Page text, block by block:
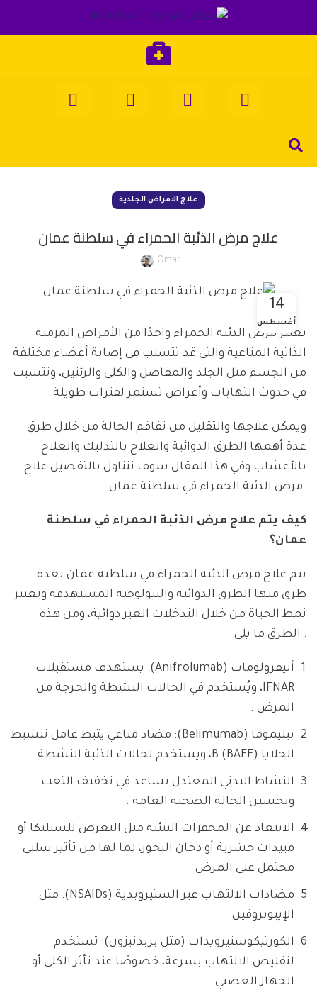
علاج الامراض الجلدية
علاج مرض الذئبة الحمراء في سلطنة عمان
Omar
14
أغسطس
يعتبر مرض الذئبة الحمراء واحدًا من الأمراض المزمنة
الذاتية المناعية والتي قد تتسبب في إصابة أعضاء مختلفة
من الجسم مثل الجلد والمفاصل والكلى والرئتين، وتتسبب
في حدوث التهابات وأعراض تستمر لفترات طويلة
ويمكن علاجها والتقليل من تفاقم الحالة من خلال طرق
عدة أهمها الطرق الدوائية والعلاج بالتدليك والعلاج
بالأعشاب وفي هذا المقال سوف نتناول بالتفصيل علاج
مرض الذئبة الحمراء في سلطنة عمان.
كيف يتم علاج مرض الذئبة الحمراء في سلطنة
عمان؟
يتم علاج مرض الذئبة الحمراء في سلطنة عمان بعدة
طرق منها الطرق الدوائية والبيولوجية المستهدفة وتغيير
نمط الحياة من خلال التدخلات الغير دوائية، ومن هذه
الطرق ما يلى :
أنيفرولوماب (Anifrolumab): يستهدف مستقبلات
IFNAR، ويُستخدم في الحالات النشطة والحرجة من
المرض .
بيليموما (Belimumab): مضاد مناعي يثبط عامل تنشيط
الخلايا B (BAFF)، ويستخدم لحالات الذئبة النشطة .
النشاط البدني المعتدل يساعد في تخفيف التعب
وتحسين الحالة الصحية العامة .
الابتعاد عن المحفزات البيئية مثل التعرض للسيليكا أو
مبيدات حشرية أو دخان البخور، لما لها من تأثير سلبي
محتمل على المرض
مضادات الالتهاب غير الستيرويدية (NSAIDs): مثل
الإيبوبروفين
الكورتيكوستيرويدات (مثل بريدنيزون): تستخدم
لتقليص الالتهاب بسرعة، خصوصًا عند تأثر الكلى أو
الجهاز العصبي